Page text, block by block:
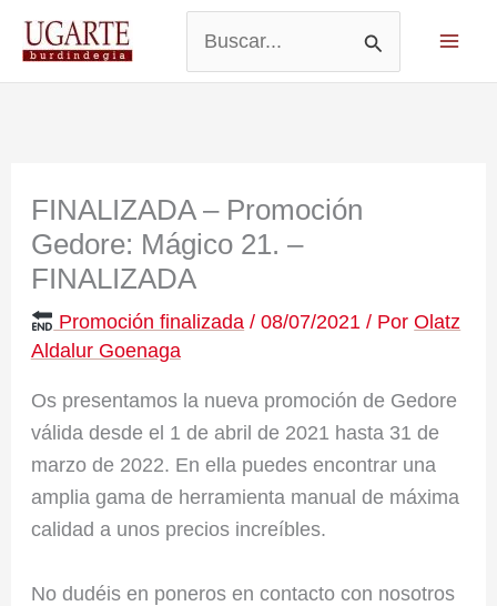
contenido
FINALIZADA – Promoción
Gedore: Mágico 21. –
FINALIZADA
Promoción finalizada /08/07/2021/ PorOlatz
Aldalur Goenaga
Os presentamos la nueva promoción de Gedore
válida desde el 1 de abril de 2021 hasta 31 de
marzo de 2022. En ella puedes encontrar una
amplia gama de herramienta manual de máxima
calidad a unos precios increíbles.
No dudéis en poneros en contacto con nosotros